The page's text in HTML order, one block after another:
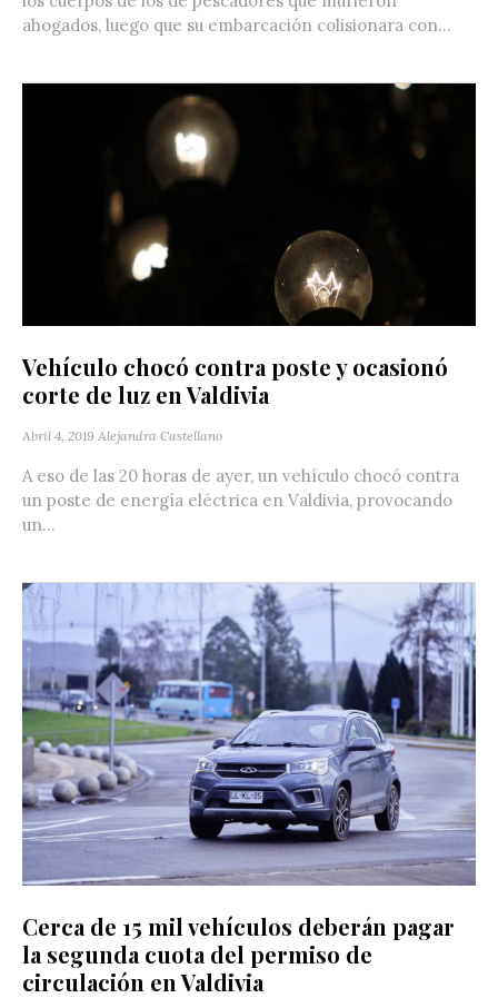
ahogados, luego que su embarcación colisionara con...
Vehículo chocó contra poste y ocasionó
corte de luz en Valdivia
Abril 4, 2019 Alejandra Castellano
A eso de las 20 horas de ayer, un vehículo chocó contra
un poste de energía eléctrica en Valdivia, provocando
un...
Cerca de 15 mil vehículos deberán pagar
la segunda cuota del permiso de
circulación en Valdivia